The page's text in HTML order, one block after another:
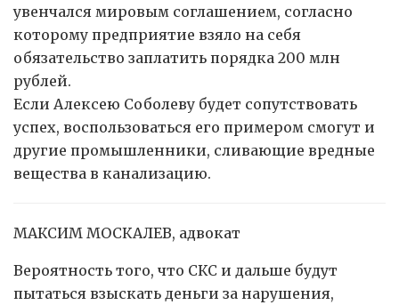
увенчался мировым соглашением, согласно
которому предприятие взяло на себя
обязательство заплатить порядка 200 млн
рублей.
Если Алексею Соболеву будет сопутствовать
успех, воспользоваться его примером смогут и
другие промышленники, сливающие вредные
вещества в канализацию.
МАКСИМ МОСКАЛЕВ, адвокат
Вероятность того, что СКС и дальше будут
пытаться взыскать деньги за нарушения,